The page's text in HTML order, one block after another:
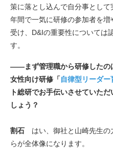
策に落とし込んで自分事とし
年間で一気に研修の参加者を
受け、D&Iの重要性については
す。
――まず管理職から研修したの
女性向け研修「自律型リーダ
ト総研でお手伝いさせていた
しょう？
割石 はい、御社と山崎先生の
らが全体像になります。